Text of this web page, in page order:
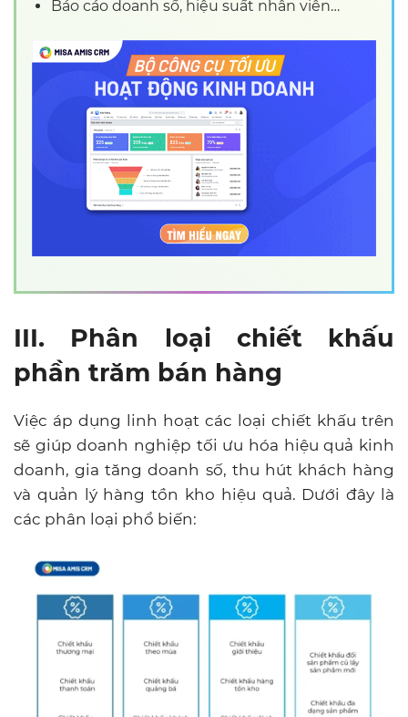
Báo cáo doanh số, hiệu suất nhân viên…
III. Phân loại chiết khấu
phần trăm bán hàng
Việc áp dụng linh hoạt các loại chiết khấu trên
sẽ giúp doanh nghiệp tối ưu hóa hiệu quả kinh
doanh, gia tăng doanh số, thu hút khách hàng
và quản lý hàng tồn kho hiệu quả. Dưới đây là
các phân loại phổ biến: